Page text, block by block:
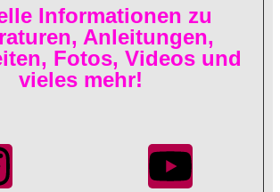
Informationen zu
Anleitungen,
Fotos, Videos und
vieles mehr!